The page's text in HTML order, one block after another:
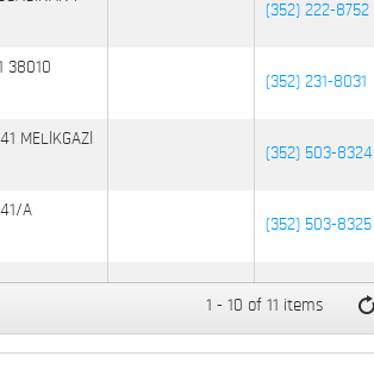
(352) 222-8752
38010
(352) 231-8031
MELİKGAZİ
(352) 503-8324
A
(352) 503-8325
No:48 (352) 502-9025
1 - 10 of 11 items